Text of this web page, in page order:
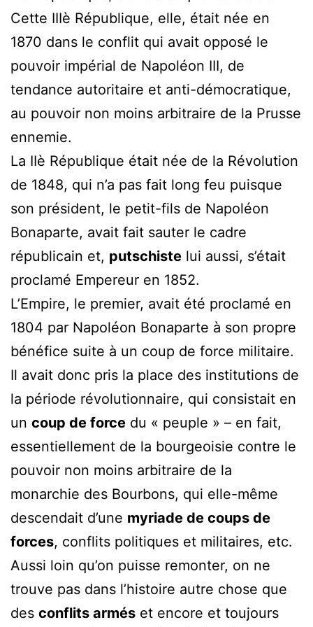
Cette IIIè République, elle, était née en
1870 dans le conflit qui avait opposé le
pouvoir impérial de Napoléon III, de
tendance autoritaire et anti-démocratique,
au pouvoir non moins arbitraire de la Prusse
ennemie.
La IIè République était née de la Révolution
de 1848, qui n’a pas fait long feu puisque
son président, le petit-fils de Napoléon
Bonaparte, avait fait sauter le cadre
républicain et, putschiste lui aussi, s’était
proclamé Empereur en 1852.
L’Empire, le premier, avait été proclamé en
1804 par Napoléon Bonaparte à son propre
bénéfice suite à un coup de force militaire.
Il avait donc pris la place des institutions de
la période révolutionnaire, qui consistait en
un coup de force du « peuple » – en fait,
essentiellement de la bourgeoisie contre le
pouvoir non moins arbitraire de la
monarchie des Bourbons, qui elle-même
descendait d’une myriade de coups de
forces, conflits politiques et militaires, etc.
Aussi loin qu’on puisse remonter, on ne
trouve pas dans l’histoire autre chose que
des conflits armés et encore et toujours